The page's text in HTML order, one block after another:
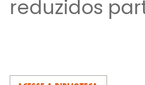
reduzidos